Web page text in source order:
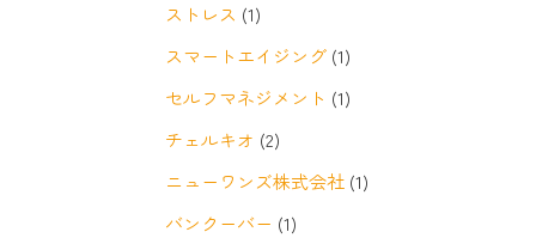
ストレス (1)
スマートエイジング (1)
セルフマネジメント (1)
チェルキオ (2)
ニューワンズ株式会社 (1)
バンクーバー (1)